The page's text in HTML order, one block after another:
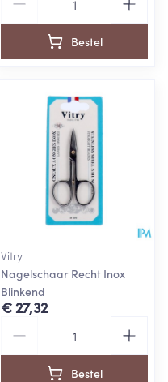
Bestel
Vitry
Nagelschaar Recht Inox
Blinkend
€ 27,32
Bestel